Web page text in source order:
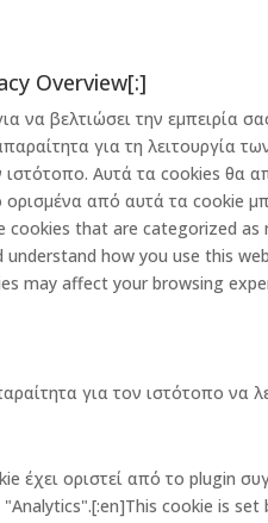
Overview[:]
να βελτιώσει την
για τη λειτουργία
Αυτά τα cookies θα
από αυτά τα cookie
that are categorized
how you use this
may affect your browsing
για τον ιστότοπο να
έχει οριστεί από το plugin
"Analytics".[:en]This cookie is